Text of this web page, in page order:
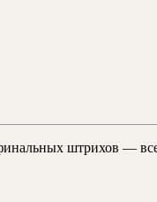
штрихов —